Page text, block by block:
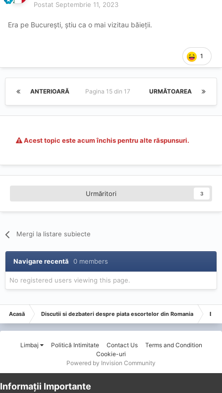
Postat Septembrie 11, 2023
Era pe București, știu ca o mai vizitau băieții.
1
ANTERIOARĂ URMĂTOAREA
Pagina 15 din 17
Acest topic este acum închis pentru alte răspunsuri.
Urmăritori 3
Mergi la listare subiecte
Navigare recentă 0 members
No registered users viewing this page.
Acasă Discutii si dezbateri despre piata escortelor din Romania
Limbaj Politică Intimitate Contact Us
Terms and Condition
Cookie-uri
Powered by Invision Community
Informații Importante